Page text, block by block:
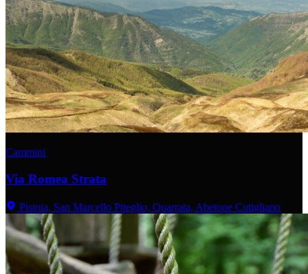
Cammini
Via Romea Strata
Pistoia, San Marcello Piteglio, Quarrata, Abetone Cutigliano